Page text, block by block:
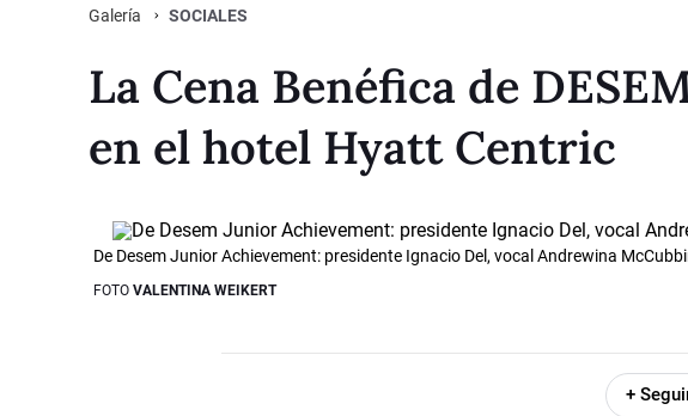
Galería SOCIALES
La Cena Benéfica de
en el hotel Hyatt Centric
De Desem Junior Achievement: presidente Ignacio Del, vocal Andrewina
FOTO VALENTINA WEIKERT
+